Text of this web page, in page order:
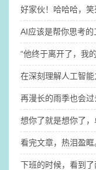
好家伙！哈哈哈，
AI应该是帮你思考的
“他终于离开了，我
在深刻理解人工智能
再漫长的雨季也会
想你了就是想你了
看完文章，热泪盈眶
下班的时候，看到